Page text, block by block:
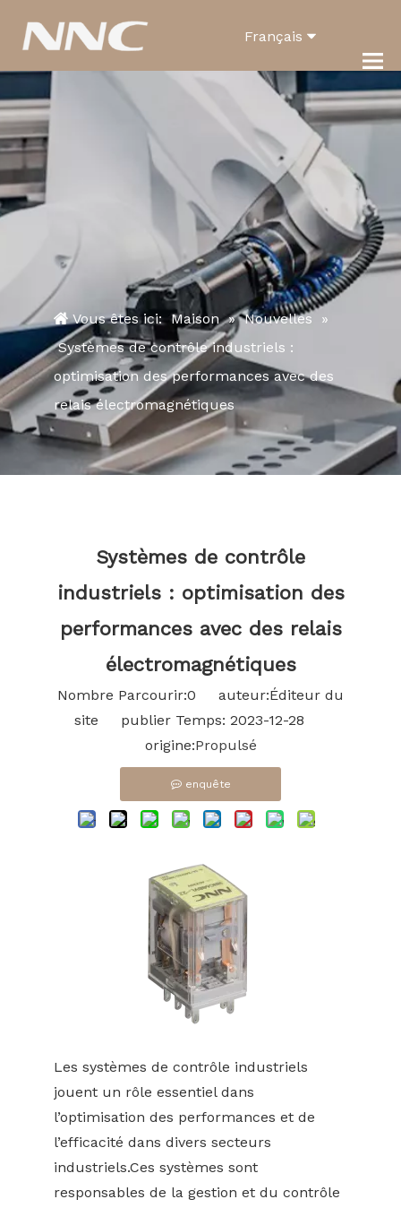
Français
العربية
Pусский
Español
Português
Deutsch
Italiano
한국어
Türk dili
Bahasa indonesia
Vous êtes ici: Maison » Nouvelles
»
Systèmes de contrôle industriels :
optimisation des performances avec des
relais électromagnétiques
Systèmes de contrôle
industriels : optimisation des
performances avec des relais
électromagnétiques
Nombre Parcourir:0 auteur:Éditeur du
site publier Temps: 2023-12-28
origine:Propulsé
enquête
Les systèmes de contrôle industriels
jouent un rôle essentiel dans
l’optimisation des performances et de
l’efficacité dans divers secteurs
industriels.Ces systèmes sont
responsables de la gestion et du contrôle